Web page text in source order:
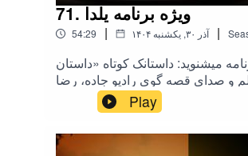
71. ویژه برنامه یلدا
54:29 | ۱۴۰۴ آذر ۳۰, یکشنبه |
میشنوید: داستانک کوتاه «داستان
و صدای قصه گوی رادیو جاده، رضا
و آواز با نام «ای کاش» ترانه و
ساعتی و همراهی پیانوی رضا
یلدایی با «پژمان نصیری شرف»
Play